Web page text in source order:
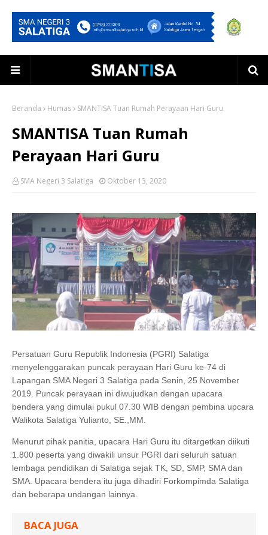
Beranda Humas SMANTISA Tuan Rumah Perayaan Hari Guru
SMANTISA Tuan Rumah
Perayaan Hari Guru
SMA Negeri 3 Salatiga Oktober 13, 2020
Persatuan Guru Republik Indonesia (PGRI) Salatiga
menyelenggarakan puncak perayaan Hari Guru ke-74 di
Lapangan SMA Negeri 3 Salatiga pada Senin, 25 November
2019. Puncak perayaan ini diwujudkan dengan upacara
bendera yang dimulai pukul 07.30 WIB dengan pembina upcara
Walikota Salatiga Yulianto, SE.,MM.
Menurut pihak panitia, upacara Hari Guru itu ditargetkan diikuti
1.800 peserta yang diwakili unsur PGRI dari seluruh satuan
lembaga pendidikan di Salatiga sejak TK, SD, SMP, SMA dan
SMA. Upacara bendera itu juga dihadiri Forkompimda Salatiga
dan beberapa undangan lainnya.
BACA JUGA